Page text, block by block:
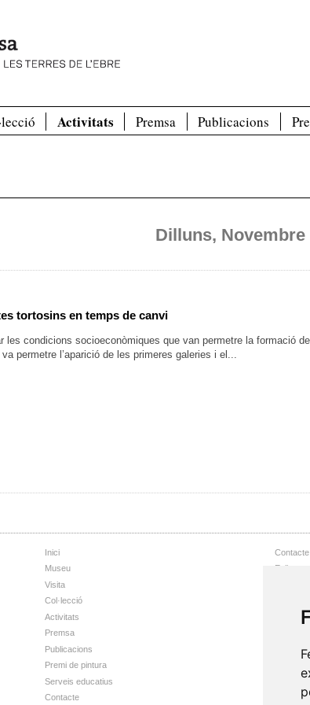
Activitats Premsa Publicacions
Dilluns, Novembre
tortosins en temps de canvi
les condicions socioeconòmiques que van permetre la formació
permetre l’aparició de les primeres galeries i el...
Inici
Museu
Visita
Col·lecció
Activitats
Premsa
Publicacions
Premi de pintura
Serveis educatius
Contacte
Contacte
Enllaços
Mapa